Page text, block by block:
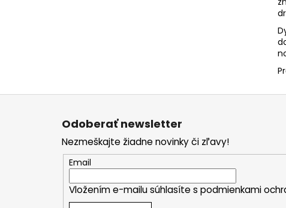
Z
Odoberať newsletter
Nezmeškajte žiadne novinky či zľavy!
Email
Vložením e-mailu súhlasíte s podmienkami